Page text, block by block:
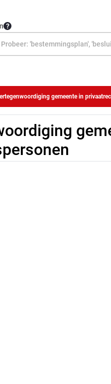
gemeente in privaatrechtelijke